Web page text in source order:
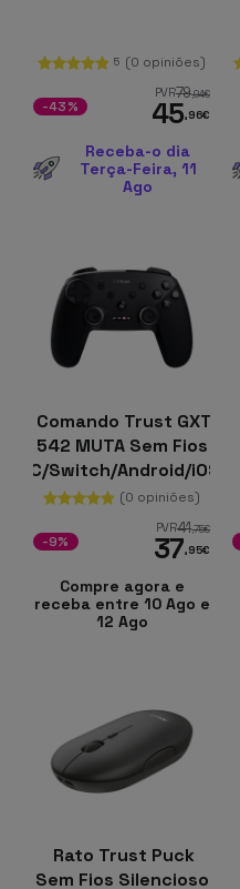
5 (0 opiniões)
PVR79,94€
45,96€
-43%
Receba-o dia
Terça-Feira, 11
Ago
Comando Trust GXT
542 MUTA Sem Fios
PC/Switch/Android/iOS
(0 opiniões)
PVR41,75€
37,95€
-9%
Compre agora e
receba entre 10 Ago e
12 Ago
Rato Trust Puck
Sem Fios Silencioso